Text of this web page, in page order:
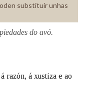
substituír unhas
do avó.
razón, á xustiza e ao